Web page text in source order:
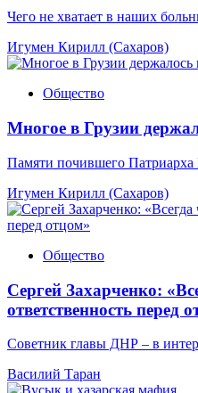
Чего не хватает в наших
Игумен Кирилл (Сахаров)
Общество
Многое в Грузии
Памяти почившего
Игумен Кирилл (Сахаров)
Общество
Сергей Захарченко:
ответственность перед
Советник главы ДНР – в
Василий Таран